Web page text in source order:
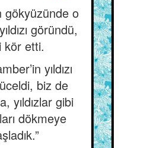
gökyüzünde o
göründü,
kör etti.
yıldızı
biz de
yıldızlar gibi
dökmeye